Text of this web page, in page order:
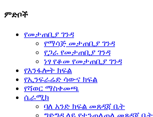
ምድቦች
የመታጠቢያ ገንዳ
የማሳጅ መታጠቢያ ገንዳ
የጋራ የመታጠቢያ ገንዳ
ነፃ የቆመ የመታጠቢያ ገንዳ
የእንፋሎት ክፍል
የኢንፍራሬድ ሳውና ክፍል
የሻወር ማስቀመጫ
ሴራሚክ
ባለ አንድ ክፍል መጸዳጃ ቤት